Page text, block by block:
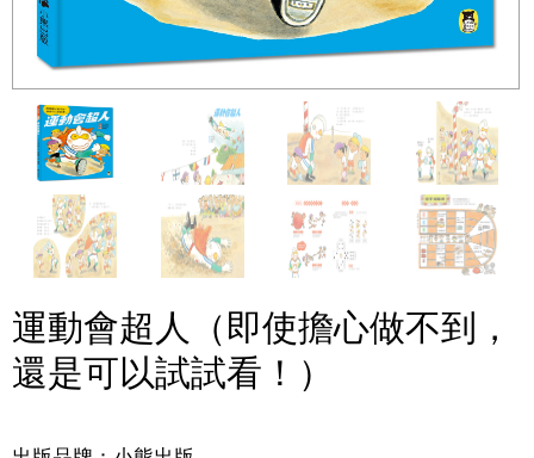
運動會超人（即使擔心做不到，
還是可以試試看！）